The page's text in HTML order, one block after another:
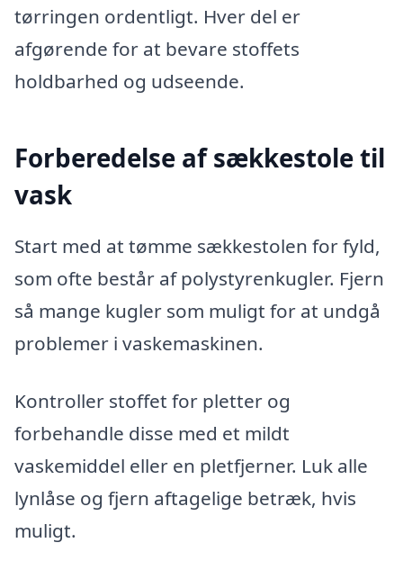
tørringen ordentligt. Hver del er
afgørende for at bevare stoffets
holdbarhed og udseende.
Forberedelse af sækkestole til
vask
Start med at tømme sækkestolen for fyld,
som ofte består af polystyrenkugler. Fjern
så mange kugler som muligt for at undgå
problemer i vaskemaskinen.
Kontroller stoffet for pletter og
forbehandle disse med et mildt
vaskemiddel eller en pletfjerner. Luk alle
lynlåse og fjern aftagelige betræk, hvis
muligt.